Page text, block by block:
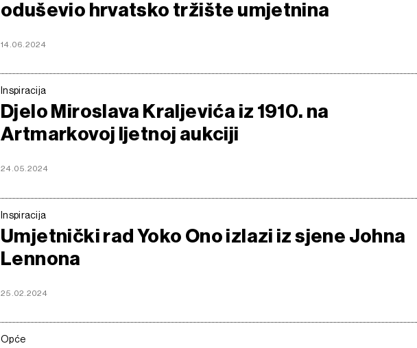
oduševio hrvatsko tržište umjetnina
14.06.2024
Inspiracija
Djelo Miroslava Kraljevića iz 1910. na
Artmarkovoj ljetnoj aukciji
24.05.2024
Inspiracija
Umjetnički rad Yoko Ono izlazi iz sjene Johna
Lennona
25.02.2024
Opće